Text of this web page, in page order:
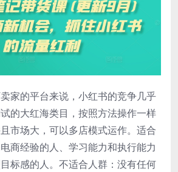
家的平台来说，小红书的竞争几乎
的大红海类目，按照方法操作一样
市场大，可以多店模式运作。适合
商经验的人、学习能力和执行能力
标感的人。不适合人群：没有任何